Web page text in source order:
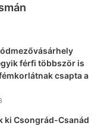
férfi többször is
csapta a
ki Csongrád-Csanád